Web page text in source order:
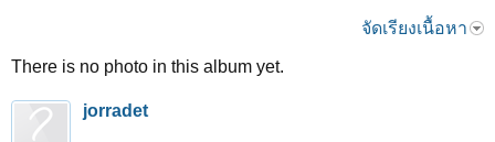
จัดเรียงเนื้อหา
There is no photo in this album yet.
jorradet